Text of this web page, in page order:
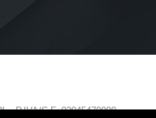
- P.IVA/C.F. 02045470990